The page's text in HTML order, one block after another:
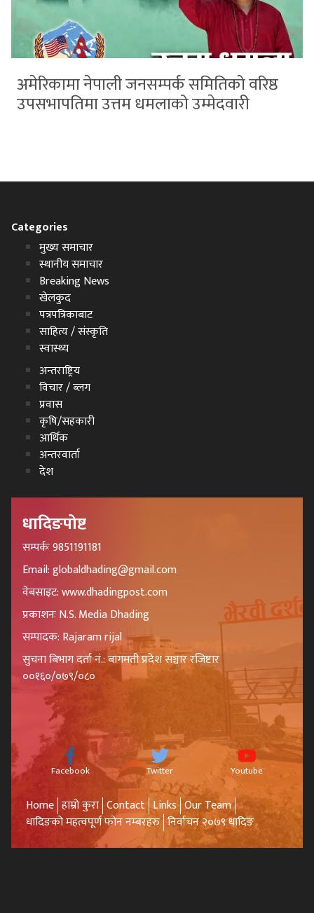
अमेरिकामा नेपाली जनसम्पर्क समितिको वरिष्ठ
उपसभापतिमा उत्तम धमलाको उम्मेदवारी
Categories
मुख्य समाचार
स्थानीय समाचार
Breaking News
खेलकुद
पत्रपत्रिकाबाट
साहित्य / संस्कृति
स्वास्थ्य
अन्तराष्ट्रिय
विचार / ब्लग
प्रवास
कृषि/सहकारी
आर्थिक
अन्तरवार्ता
देश
धादिङपोष्ट
सम्पर्कः 9851191181
Email: globaldhading@gmail.com
वेबसाइट: www.dhadingpost.com
प्रकाशनः N.S. Media Dhading
सम्पादक: Rajaram rijal
सुचना बिभाग दर्ता नं.: बागमती प्रदेश सञ्चार रजिष्टार
००१६०/०७९/०८०
Facebook Twitter Youtube
Home हाम्रो कुरा Contact Links Our Team
धादिङको महत्वपूर्ण फोन नम्बरहरु निर्वाचन २०७९ धादिङ